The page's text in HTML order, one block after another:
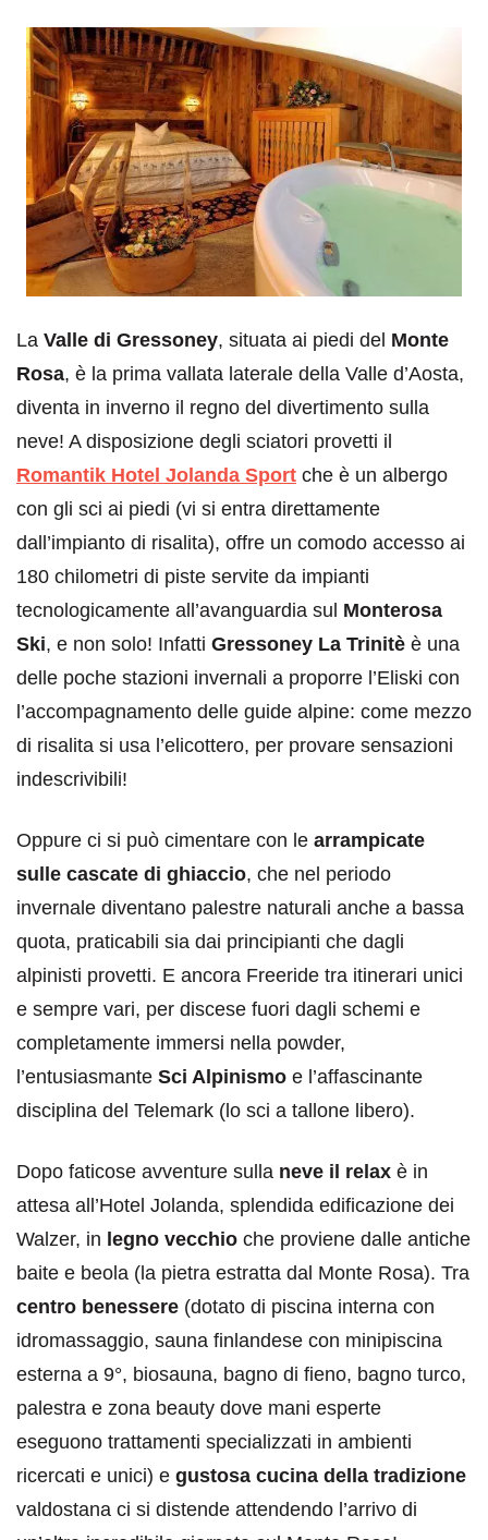
La Valle di Gressoney, situata ai piedi del Monte
Rosa, è la prima vallata laterale della Valle d’Aosta,
diventa in inverno il regno del divertimento sulla
neve! A disposizione degli sciatori provetti il
Romantik Hotel Jolanda Sport che è un albergo
con gli sci ai piedi (vi si entra direttamente
dall’impianto di risalita), offre un comodo accesso ai
180 chilometri di piste servite da impianti
tecnologicamente all’avanguardia sul Monterosa
Ski, e non solo! Infatti Gressoney La Trinitè è una
delle poche stazioni invernali a proporre l’Eliski con
l’accompagnamento delle guide alpine: come mezzo
di risalita si usa l’elicottero, per provare sensazioni
indescrivibili!
Oppure ci si può cimentare con le arrampicate
sulle cascate di ghiaccio, che nel periodo
invernale diventano palestre naturali anche a bassa
quota, praticabili sia dai principianti che dagli
alpinisti provetti. E ancora Freeride tra itinerari unici
e sempre vari, per discese fuori dagli schemi e
completamente immersi nella powder,
l’entusiasmante Sci Alpinismo e l’affascinante
disciplina del Telemark (lo sci a tallone libero).
Dopo faticose avventure sulla neve il relax è in
attesa all’Hotel Jolanda, splendida edificazione dei
Walzer, in legno vecchio che proviene dalle antiche
baite e beola (la pietra estratta dal Monte Rosa). Tra
centro benessere (dotato di piscina interna con
idromassaggio, sauna finlandese con minipiscina
esterna a 9°, biosauna, bagno di fieno, bagno turco,
palestra e zona beauty dove mani esperte
eseguono trattamenti specializzati in ambienti
ricercati e unici) e gustosa cucina della tradizione
valdostana ci si distende attendendo l’arrivo di